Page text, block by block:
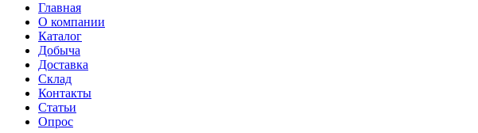
Главная
О компании
Каталог
Добыча
Доставка
Склад
Контакты
Статьи
Опрос